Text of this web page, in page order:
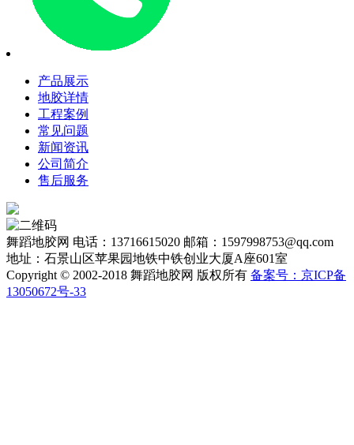
产品展示
地胶详情
工程案例
常见问题
新闻资讯
公司简介
售后服务
舞蹈地胶网 电话：13716615020 邮箱：1597998753@qq.com
地址：石景山区苹果园地铁中铁创业大厦A座601室
Copyright © 2002-2018 舞蹈地胶网 版权所有 备案号：京ICP备
13050672号-33